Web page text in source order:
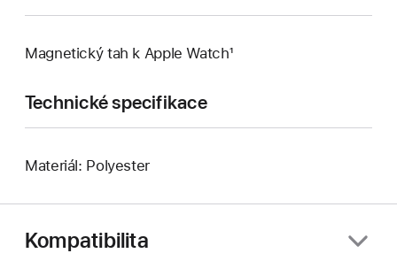
Magnetický tah k Apple Watch¹
Technické specifikace
Materiál: Polyester
Kompatibilita